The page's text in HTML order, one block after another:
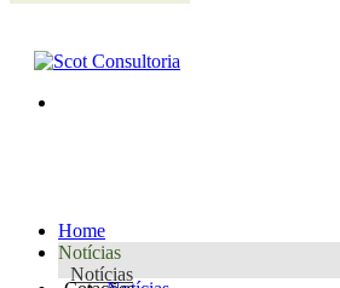
Home
Notícias
Notícias